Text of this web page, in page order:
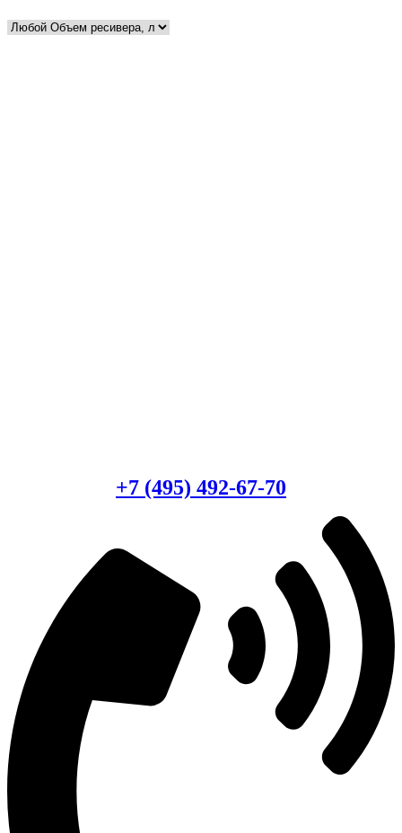
+7 (495) 492-67-70